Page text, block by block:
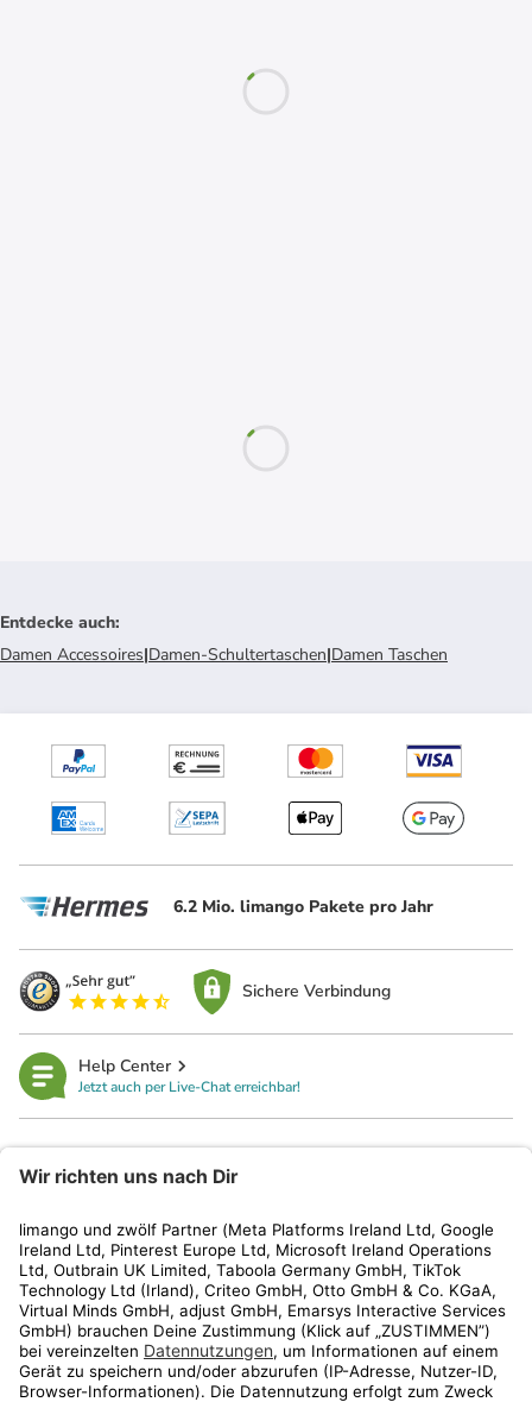
Entdecke auch:
Damen Accessoires|Damen-Schultertaschen|Damen Taschen
6.2 Mio. limango Pakete pro Jahr
Sichere Verbindung
Help Center
Jetzt auch per Live-Chat erreichbar!
Kundenservice
Shop
Aktionen